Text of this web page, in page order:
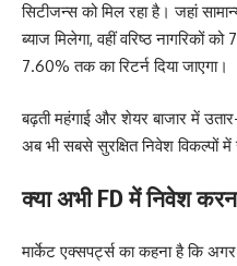
सिटीजन्स को मिल रहा है। जहां
ब्याज मिलेगा, वहीं वरिष्ठ नागरिकों
7.60% तक का रिटर्न दिया जाएगा।
बढ़ती महंगाई और शेयर बाजार में
अब भी सबसे सुरक्षित निवेश विकल्पों
क्या अभी FD में निवेश
मार्केट एक्सपर्ट्स का कहना है कि